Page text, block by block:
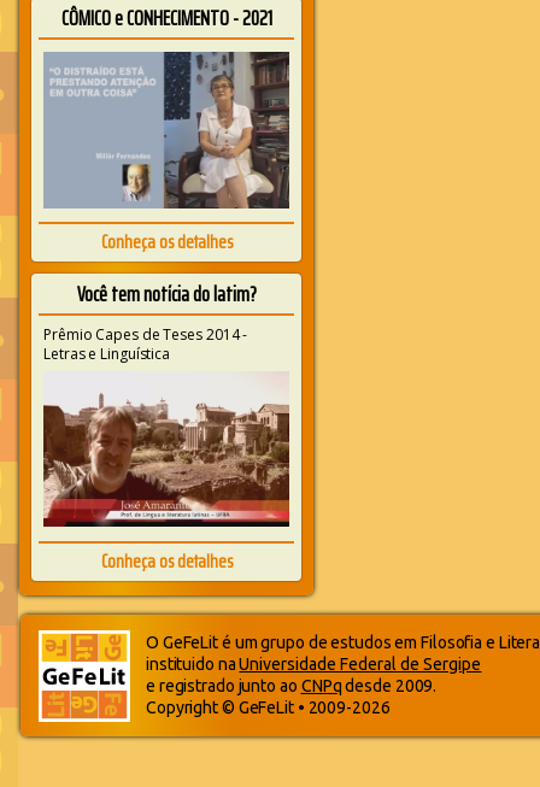
CÔMICO e CONHECIMENTO - 2021
Conheça os detalhes
Você tem notícia do latim?
Prêmio Capes de Teses 2014 -
Letras e Linguística
Conheça os detalhes
O GeFeLit é um grupo de estudos em Filosofia e
instituido naUniversidade Federal de Sergipe
e registrado junto ao CNPqdesde 2009.
Copyright © GeFeLit • 2009-2026